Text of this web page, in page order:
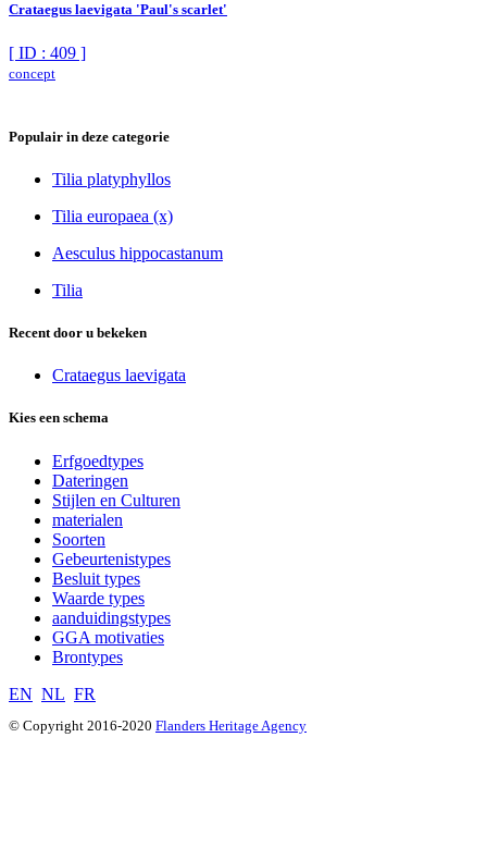
Crataegus laevigata 'Paul's scarlet'
[ ID : 409 ]
concept
Populair in deze categorie
Tilia platyphyllos
Tilia europaea (x)
Aesculus hippocastanum
Tilia
Recent door u bekeken
Crataegus laevigata
Kies een schema
Erfgoedtypes
Dateringen
Stijlen en Culturen
materialen
Soorten
Gebeurtenistypes
Besluit types
Waarde types
aanduidingstypes
GGA motivaties
Brontypes
EN NL FR
© Copyright 2016-2020 Flanders Heritage Agency